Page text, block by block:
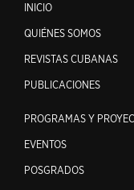
INICIO
QUIÉNES SOMOS
REVISTAS CUBANAS
PUBLICACIONES
PROGRAMAS Y
EVENTOS
POSGRADOS